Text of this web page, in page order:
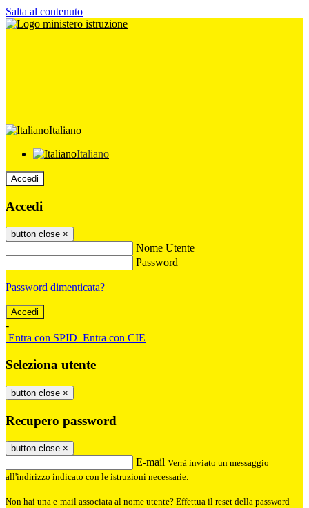
Salta al contenuto
Italiano
Italiano
Accedi
Accedi
button close ×
Nome Utente
Password
Password dimenticata?
-
Entra con SPID Entra con CIE
Seleziona utente
button close ×
Recupero password
button close ×
E-mail Verrà inviato un messaggio
all'indirizzo indicato con le istruzioni necessarie.
Non hai una e-mail associata al nome utente? Effettua il reset della password